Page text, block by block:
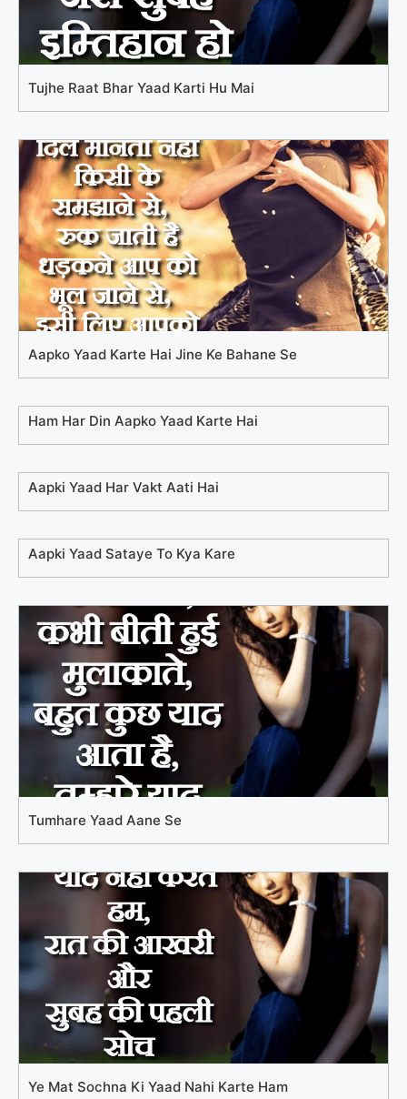
Tujhe Raat Bhar Yaad Karti Hu Mai
Aapko Yaad Karte Hai Jine Ke Bahane Se
Ham Har Din Aapko Yaad Karte Hai
Aapki Yaad Har Vakt Aati Hai
Aapki Yaad Sataye To Kya Kare
Tumhare Yaad Aane Se
Ye Mat Sochna Ki Yaad Nahi Karte Ham